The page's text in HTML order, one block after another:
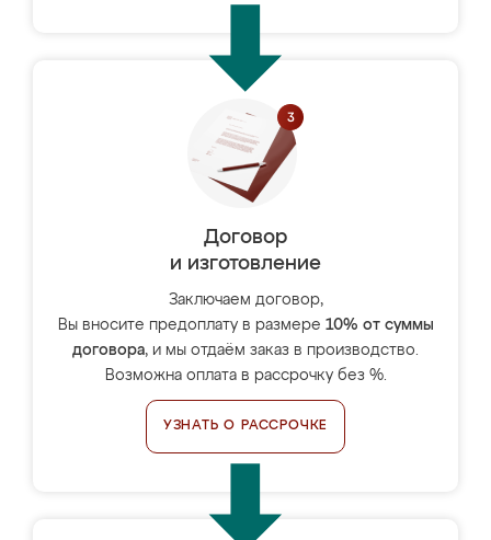
Договор
и изготовление
Заключаем договор,
Вы вносите предоплату в размере 10% от суммы
договора, и мы отдаём заказ в производство.
Возможна оплата в рассрочку без %.
УЗНАТЬ О РАССРОЧКЕ